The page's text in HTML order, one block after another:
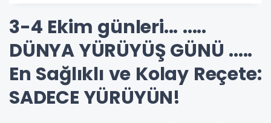
3-4 Ekim günleri... .....
DÜNYA YÜRÜYÜŞ GÜNÜ .....
En Sağlıklı ve Kolay Reçete:
SADECE YÜRÜYÜN!